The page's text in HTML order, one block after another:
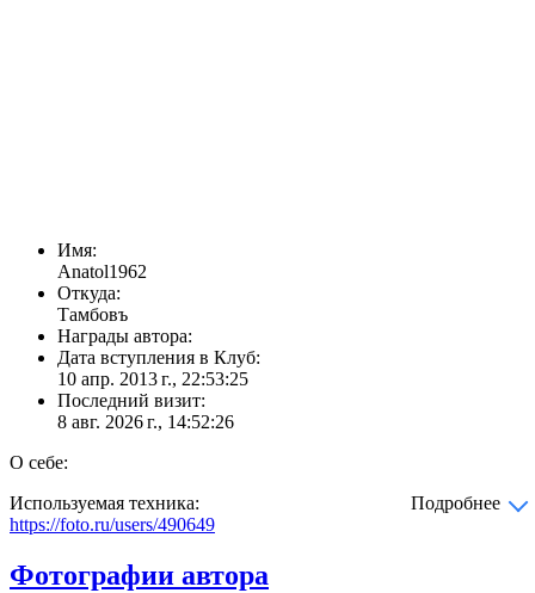
Имя:
Anatol1962
Откуда:
Тамбовъ
Награды автора:
Дата вступления в Клуб:
10 апр. 2013 г., 22:53:25
Последний визит:
8 авг. 2026 г., 14:52:26
О себе:
Используемая техника:
Подробнее
https://foto.ru/users/490649
Фотографии автора